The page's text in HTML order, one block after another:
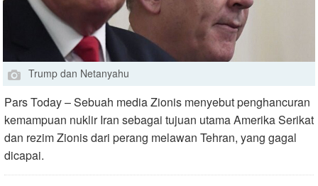
Trump dan Netanyahu
Pars Today – Sebuah media Zionis menyebut penghancuran
kemampuan nuklir Iran sebagai tujuan utama Amerika Serikat
dan rezim Zionis dari perang melawan Tehran, yang gagal
dicapai.